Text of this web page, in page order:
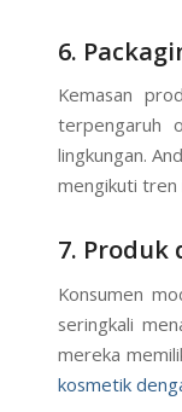
6.
Kemasan
terpengaruh
lingkungan.
mengikuti tren
7. Produk
Konsumen
seringkali
mereka
kosmetik